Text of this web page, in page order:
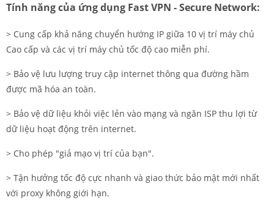
Tính năng của ứng dụng Fast VPN - Secure Network:
> Cung cấp khả năng chuyển hướng IP giữa 10 vị trí máy chủ
Cao cấp và các vị trí máy chủ tốc độ cao miễn phí.
> Bảo vệ lưu lượng truy cập internet thông qua đường hầm
được mã hóa an toàn.
> Bảo vệ dữ liệu khỏi việc lẻn vào mạng và ngăn ISP thu lợi từ
dữ liệu hoạt động trên internet.
> Cho phép "giả mạo vị trí của bạn".
> Tận hưởng tốc độ cực nhanh và giao thức bảo mật mới nhất
với proxy không giới hạn.